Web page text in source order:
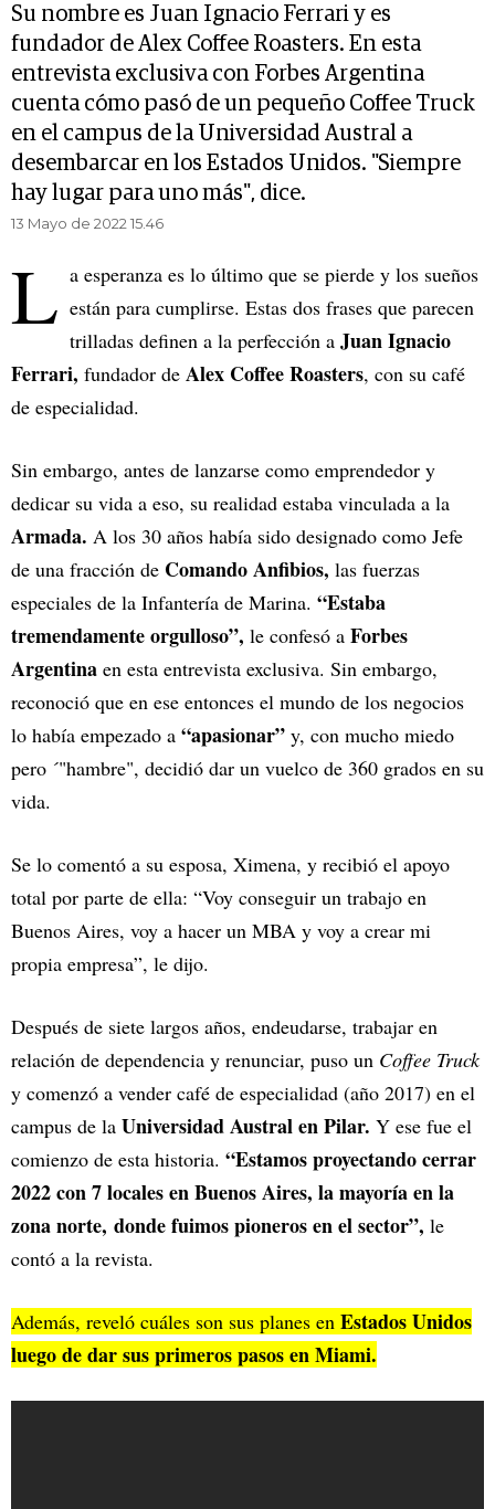
Su nombre es Juan Ignacio Ferrari y es
fundador de Alex Coffee Roasters. En esta
entrevista exclusiva con Forbes Argentina
cuenta cómo pasó de un pequeño Coffee Truck
en el campus de la Universidad Austral a
desembarcar en los Estados Unidos. "Siempre
hay lugar para uno más", dice.
13 Mayo de 2022 15.46
L a esperanza es lo último que se pierde y los sueños
están para cumplirse. Estas dos frases que parecen
trilladas definen a la perfección a Juan Ignacio
Ferrari, fundador de Alex Coffee Roasters, con su café
de especialidad.
Sin embargo, antes de lanzarse como emprendedor y
dedicar su vida a eso, su realidad estaba vinculada a la
Armada. A los 30 años había sido designado como Jefe
de una fracción de Comando Anfibios, las fuerzas
especiales de la Infantería de Marina. “Estaba
tremendamente orgulloso”, le confesó a Forbes
Argentina en esta entrevista exclusiva. Sin embargo,
reconoció que en ese entonces el mundo de los negocios
lo había empezado a “apasionar” y, con mucho miedo
pero ´"hambre", decidió dar un vuelco de 360 grados en su
vida.
Se lo comentó a su esposa, Ximena, y recibió el apoyo
total por parte de ella: “Voy conseguir un trabajo en
Buenos Aires, voy a hacer un MBA y voy a crear mi
propia empresa”, le dijo.
Después de siete largos años, endeudarse, trabajar en
relación de dependencia y renunciar, puso un Coffee Truck
y comenzó a vender café de especialidad (año 2017) en el
campus de la Universidad Austral en Pilar. Y ese fue el
comienzo de esta historia. “Estamos proyectando cerrar
2022 con 7 locales en Buenos Aires, la mayoría en la
zona norte, donde fuimos pioneros en el sector”, le
contó a la revista.
Además, reveló cuáles son sus planes en Estados Unidos
luego de dar sus primeros pasos en Miami.